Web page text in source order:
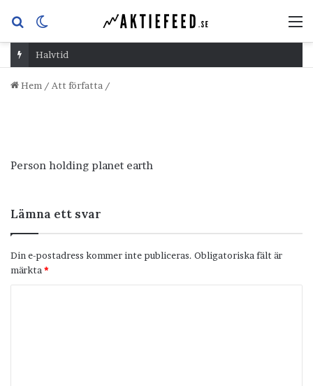
Sök
efterskin
Halvtid
Hem / Att författa /
Person holding planet earth
Lämna ett svar
Din e-postadress kommer inte publiceras. Obligatoriska fält är
märkta *